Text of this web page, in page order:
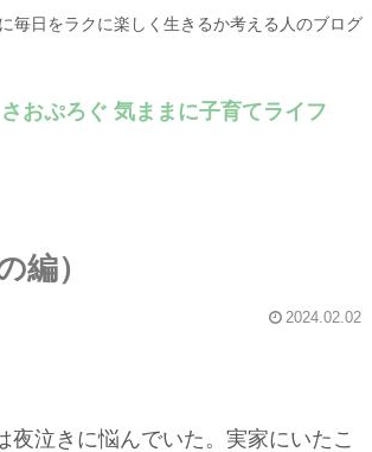
毎日をラクに楽しく生きるか考える人のブログ
さおぷろぐ 気ままに子育てライフ
編）
2024.02.02
泣きに悩んでいた。実家にいたこ